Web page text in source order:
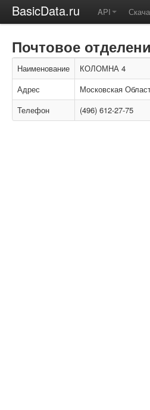
BasicData.ru API
Почтовое
Наименование
КОЛОМНА 4
Адрес
Московская
Телефон
(496) 612-27-75